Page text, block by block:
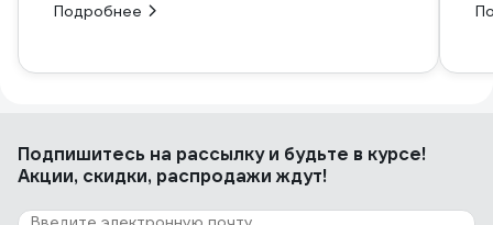
Подробнее
Подпишитесь на рассылкуи будьте в курсе!
Акции, скидки, распродажи ждут!